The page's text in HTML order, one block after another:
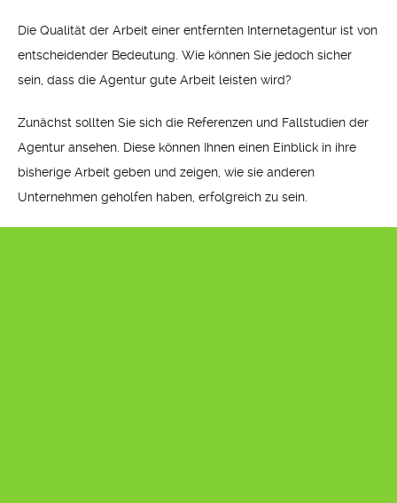
Die Qualität der Arbeit einer entfernten Internetagentur ist von
entscheidender Bedeutung. Wie können Sie jedoch sicher
sein, dass die Agentur gute Arbeit leisten wird?
Zunächst sollten Sie sich die Referenzen und Fallstudien der
Agentur ansehen. Diese können Ihnen einen Einblick in ihre
bisherige Arbeit geben und zeigen, wie sie anderen
Unternehmen geholfen haben, erfolgreich zu sein.